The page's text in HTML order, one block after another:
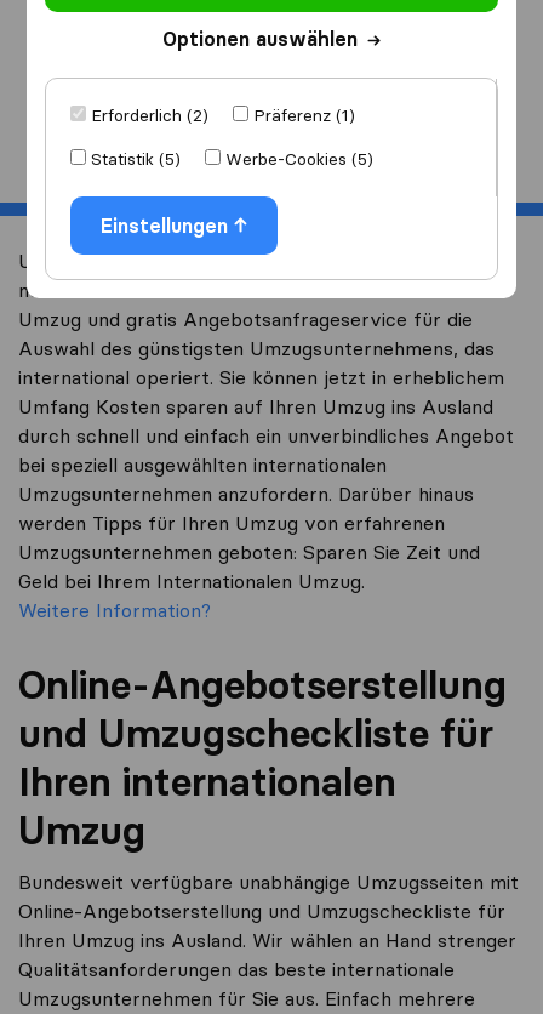
Optionen auswählen
Erforderlich (2)
Präferenz (1)
Statistik (5)
Werbe-Cookies (5)
Einstellungen
Ich ziehenach
Start
Umzug International ist eine unabhängige Umzugsseite
mit vielen Informationen über einen internationalen
Umzug und gratis Angebotsanfrageservice für die
Auswahl des günstigsten Umzugsunternehmens, das
international operiert. Sie können jetzt in erheblichem
Umfang Kosten sparen auf Ihren Umzug ins Ausland
durch schnell und einfach ein unverbindliches Angebot
bei speziell ausgewählten internationalen
Umzugsunternehmen anzufordern. Darüber hinaus
werden Tipps für Ihren Umzug von erfahrenen
Umzugsunternehmen geboten: Sparen Sie Zeit und
Geld bei Ihrem Internationalen Umzug.
Weitere Information?
Online-Angebotserstellung
und Umzugscheckliste für
Ihren internationalen
Umzug
Bundesweit verfügbare unabhängige Umzugsseiten mit
Online-Angebotserstellung und Umzugscheckliste für
Ihren Umzug ins Ausland. Wir wählen an Hand strenger
Qualitätsanforderungen das beste internationale
Umzugsunternehmen für Sie aus. Einfach mehrere